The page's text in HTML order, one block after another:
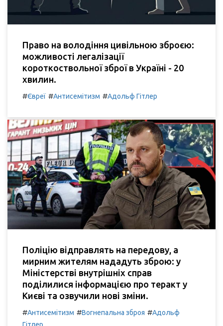
Право на володіння цивільною зброєю:
можливості легалізації
короткоствольної зброї в Україні - 20
хвилин.
#Євреї #Антисемітизм #Адольф Гітлер
Поліцію відправлять на передову, а
мирним жителям нададуть зброю: у
Міністерстві внутрішніх справ
поділилися інформацією про теракт у
Києві та озвучили нові зміни.
#Антисемітизм #Вогнепальна зброя #Адольф